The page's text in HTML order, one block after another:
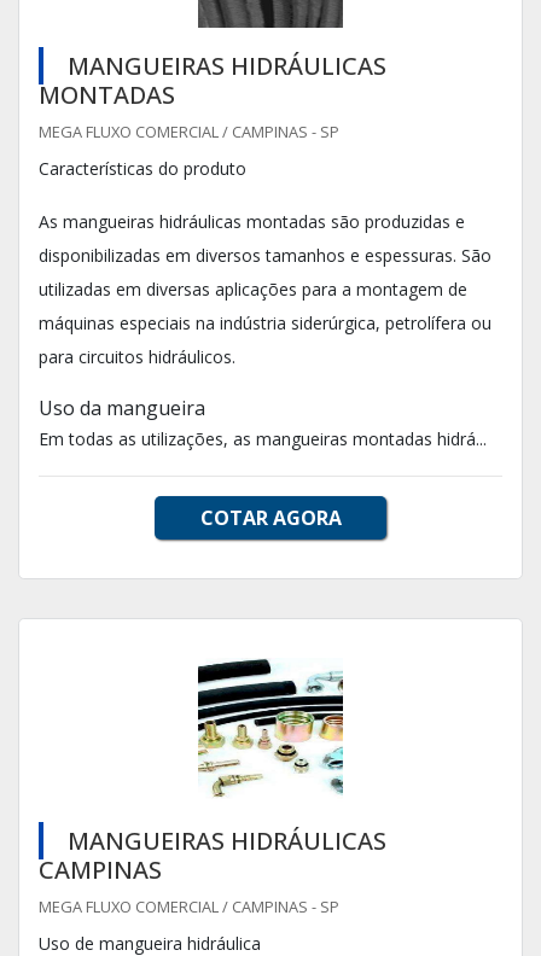
MANGUEIRAS HIDRÁULICAS
MONTADAS
MEGA FLUXO COMERCIAL / CAMPINAS - SP
Características do produto
As mangueiras hidráulicas montadas são produzidas e
disponibilizadas em diversos tamanhos e espessuras. São
utilizadas em diversas aplicações para a montagem de
máquinas especiais na indústria siderúrgica, petrolífera ou
para circuitos hidráulicos.
Uso da mangueira
Em todas as utilizações, as mangueiras montadas hidrá...
COTAR AGORA
MANGUEIRAS HIDRÁULICAS
CAMPINAS
MEGA FLUXO COMERCIAL / CAMPINAS - SP
Uso de mangueira hidráulica